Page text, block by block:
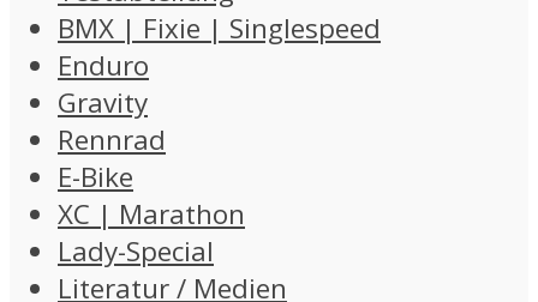
BMX | Fixie | Singlespeed
Enduro
Gravity
Rennrad
E-Bike
XC | Marathon
Lady-Special
Literatur / Medien